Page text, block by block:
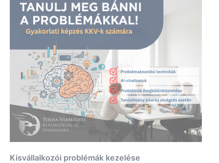
Kisvállalkozói problémák kezelése